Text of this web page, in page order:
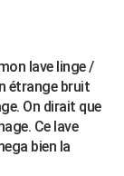
lave linge /
étrange bruit
On dirait que
Ce lave
bien la